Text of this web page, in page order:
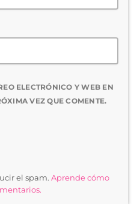
ELECTRÓNICO Y WEB EN
VEZ QUE COMENTE.
el spam. Aprende cómo